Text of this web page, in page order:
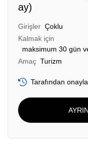
ay)
Girişler Çoklu
Kalmak için
maksimum 30 gün
Amaç Turizm
Tarafından